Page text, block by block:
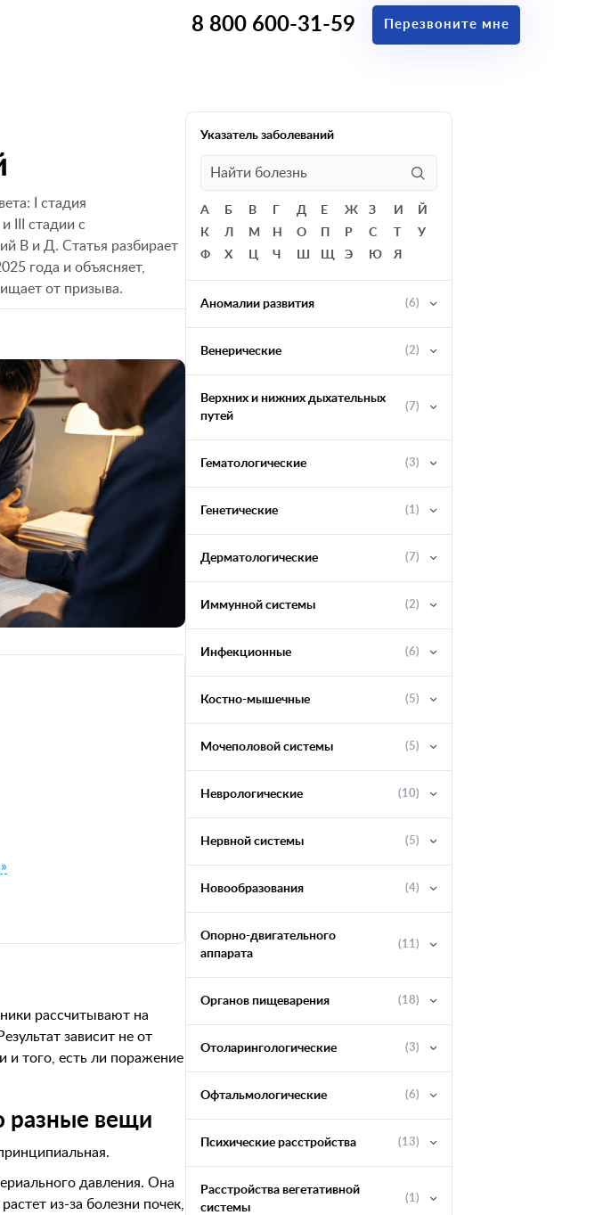
8 800 600-31-59 Перезвоните мне
I стадия
III стадии с
В и Д. Статья разбирает
года и объясняет,
от призыва.
рассчитывают на
зависит не от
и того, есть ли поражение
разные вещи
давления. Она
из-за болезни почек,
Указатель заболеваний
А Б В Д Е Ж З И
Й
К
Л М Н О Р С
У
Ф
Х Ц Ч Ш Щ Э Ю Я
Аномалии развития (6)
Венерические (2)
Верхних и нижних дыхательных
путей
(7)
Гематологические (3)
Генетические (1)
Дерматологические (7)
Иммунной системы (2)
Инфекционные (6)
Костно-мышечные (5)
Мочеполовой системы (5)
Неврологические (10)
Нервной системы (5)
Новообразования (4)
Опорно-двигательного
аппарата
(11)
Органов пищеварения (18)
Отоларингологические (3)
Офтальмологические (6)
Психические расстройства (13)
Расстройства вегетативной
системы
(1)